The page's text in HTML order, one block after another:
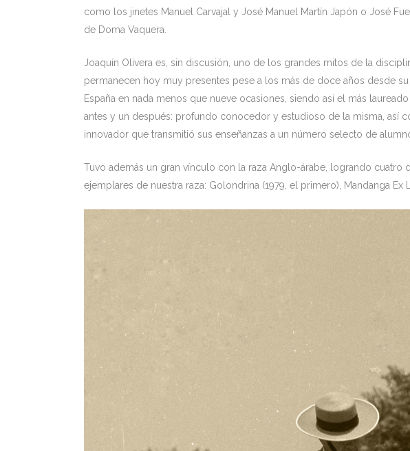
como los jinetes Manuel Carvajal y José Manuel Martín Japón o José
de Doma Vaquera.
Joaquín Olivera es, sin discusión, uno de los grandes mitos de la
permanecen hoy muy presentes pese a los más de doce años desde
España en nada menos que nueve ocasiones, siendo así el más
antes y un después: profundo conocedor y estudioso de la misma, así
innovador que transmitió sus enseñanzas a un número selecto de
Tuvo además un gran vínculo con la raza Anglo-árabe, logrando cuatro
ejemplares de nuestra raza: Golondrina (1979, el primero), Mandanga Ex